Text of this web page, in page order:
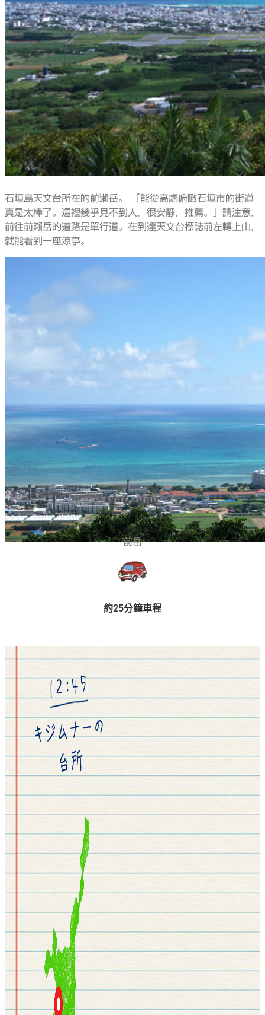
石垣島天文台所在的前瀨岳。 「能從高處俯瞰石垣市的街道
真是太棒了。這裡幾乎見不到人，很安靜，推薦。」請注意，
前往前瀨岳的道路是單行道。在到達天文台標誌前左轉上山，
就能看到一座涼亭。
前岳
約25分鐘車程